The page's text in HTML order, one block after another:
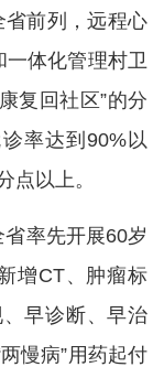
前列，远程心
一体化管理村卫
复回社区”的分
率达到90%以
点以上。
率先开展60岁
增CT、肿瘤标
早诊断、早治
慢病”用药起付